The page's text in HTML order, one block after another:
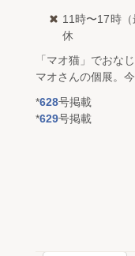
11時〜17時
休
「マオ猫」でおな
マオさんの個展。
*628号掲載
*629号掲載